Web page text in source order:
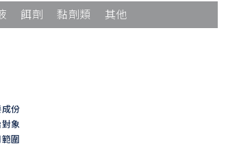
餌劑 黏劑類 其他
份
象
圍